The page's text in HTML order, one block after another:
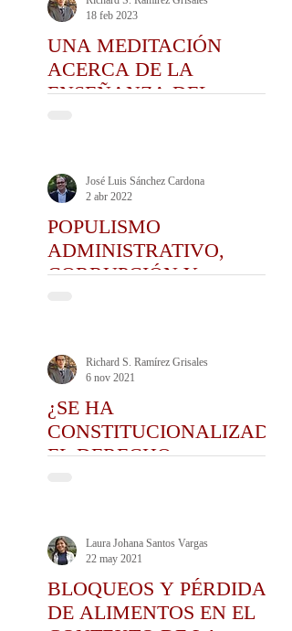
UNA MEDITACIÓN
ACERCA DE LA
ENSEÑANZA DEL
18 feb 2023
POPULISMO
ADMINISTRATIVO,
CORRUPCIÓN Y
José Luis Sánchez Cardona
2 abr 2022
¿SE HA
CONSTITUCIONALIZADO
EL DERECHO
Richard S. Ramírez Grisales
6 nov 2021
BLOQUEOS Y PÉRDIDA
DE ALIMENTOS EN EL
Laura Johana Santos Vargas
22 may 2021